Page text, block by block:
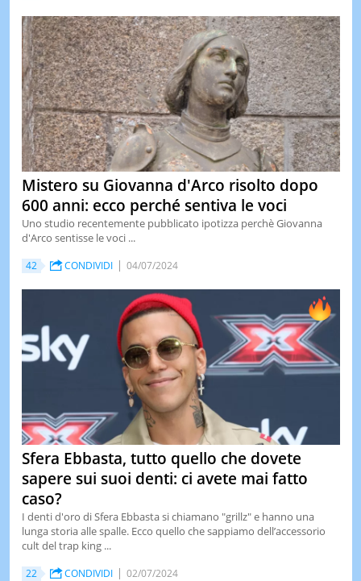
Mistero su Giovanna d'Arco risolto dopo
600 anni: ecco perché sentiva le voci
Uno studio recentemente pubblicato ipotizza perchè Giovanna
d'Arco sentisse le voci ...
42 CONDIVIDI 04/07/2024
Sfera Ebbasta, tutto quello che dovete
sapere sui suoi denti: ci avete mai fatto
caso?
I denti d'oro di Sfera Ebbasta si chiamano "grillz" e hanno una
lunga storia alle spalle. Ecco quello che sappiamo dell’accessorio
cult del trap king ...
22 CONDIVIDI 02/07/2024